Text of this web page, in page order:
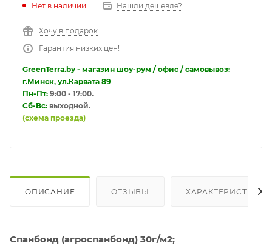
Нет в наличии Нашли дешевле?
Хочу в подарок
Гарантия низких цен!
GreenTerra.by - магазин шоу-рум / офис / самовывоз:
г.Минск, ул.Карвата 89
Пн-Пт: 9:00 - 17:00.
Сб-Вс: выходной.
(схема проезда)
ОПИСАНИЕ ОТЗЫВЫ ХАРАКТЕРИСТИКИ
Спанбонд (агроспанбонд) 30г/м2;